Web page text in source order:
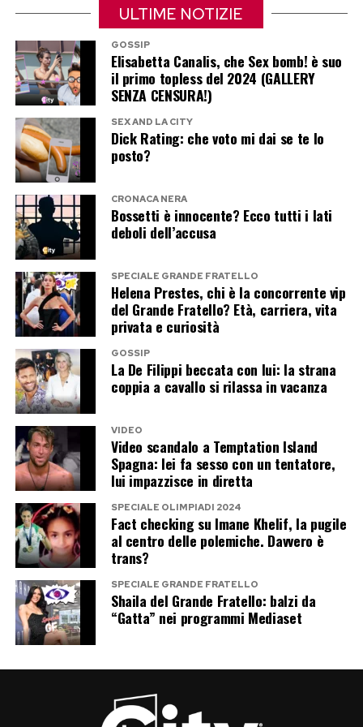
Smettere di confrontarsi con le
vacanze degli altri
Gran parte della sensazione di “perdersi
qualcosa” nasce dai social network. Ogni giorno
scorrono immagini di spiagge tropicali, tramonti
spettacolari, hotel da sogno e aperitivi vista
mare. Ma quelle fotografie raccontano soltanto
una parte della realtà, spesso la più patinata.
Restare in città non significa vivere un’estate di
serie B. Significa, piuttosto, scegliere un ritmo
diverso e riscoprire il piacere delle piccole cose:
una cena sotto le stelle, una pedalata al
tramonto, un gelato in una piazza quasi deserta
o una passeggiata quando finalmente il caldo
concede una tregua.
Perché il valore di una vacanza non si misura
soltanto dai chilometri percorsi. A volte basta
cambiare prospettiva per accorgersi che il posto
migliore dove trascorrere qualche giorno di pace
ULTIME NOTIZIE
GOSSIP
Elisabetta Canalis, che Sex bomb! è suo
il primo topless del 2024 (GALLERY
SENZA CENSURA!)
SEX AND LA CITY
Dick Rating: che voto mi dai se te lo
posto?
CRONACA NERA
Bossetti è innocente? Ecco tutti i lati
deboli dell’accusa
SPECIALE GRANDE FRATELLO
Helena Prestes, chi è la concorrente vip
del Grande Fratello? Età, carriera, vita
privata e curiosità
GOSSIP
La De Filippi beccata con lui: la strana
coppia a cavallo si rilassa in vacanza
VIDEO
Video scandalo a Temptation Island
Spagna: lei fa sesso con un tentatore,
lui impazzisce in diretta
SPECIALE OLIMPIADI 2024
Fact checking su Imane Khelif, la pugile
al centro delle polemiche. Davvero è
trans?
SPECIALE GRANDE FRATELLO
Shaila del Grande Fratello: balzi da
“Gatta” nei programmi Mediaset